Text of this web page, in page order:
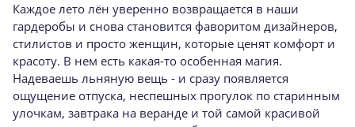
Каждое лето лён уверенно возвращается в наши
гардеробы и снова становится фаворитом дизайнеров,
стилистов и просто женщин, которые ценят комфорт и
красоту. В нем есть какая-то особенная магия.
Надеваешь льняную вещь - и сразу появляется
ощущение отпуска, неспешных прогулок по старинным
улочкам, завтрака на веранде и той самой красивой